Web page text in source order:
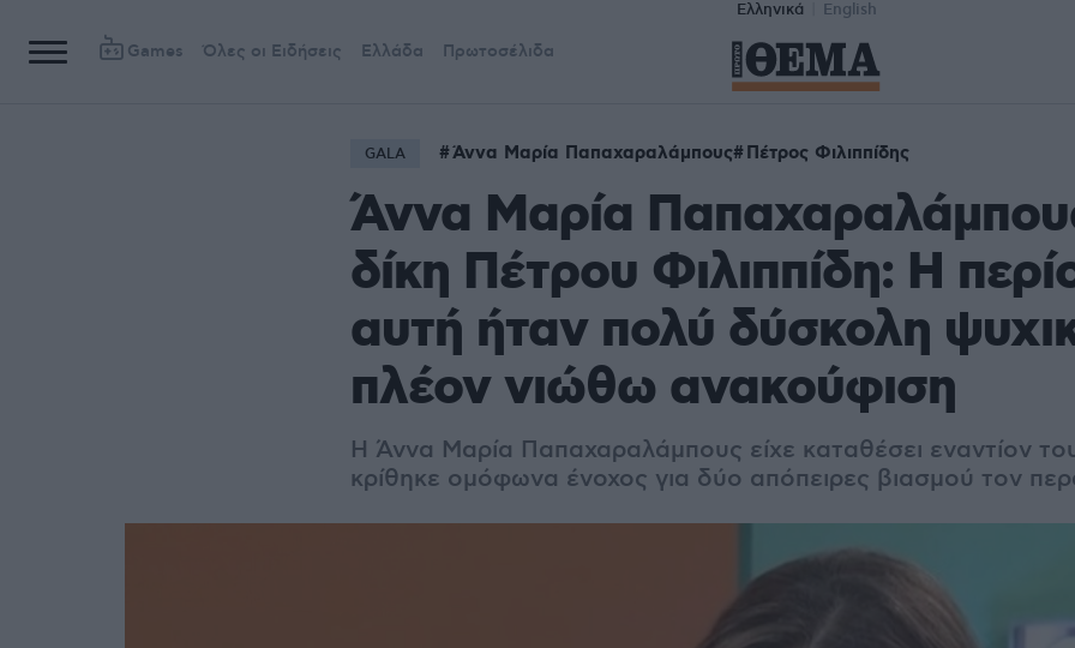
Ελληνικά English
Games Όλες οι Ειδήσεις Ελλάδα Πρωτοσέλιδα
GALA Άννα Μαρία Παπαχαραλάμπους Πέτρος Φιλιππίδης
Άννα Μαρία
δίκη Πέτρου Φιλιππίδη: Η
αυτή ήταν πολύ δύσκολη
πλέον νιώθω ανακούφιση
Η Άννα Μαρία Παπαχαραλάμπους είχε καταθέσει εναντίον
κρίθηκε ομόφωνα ένοχος για δύο απόπειρες βιασμού τον